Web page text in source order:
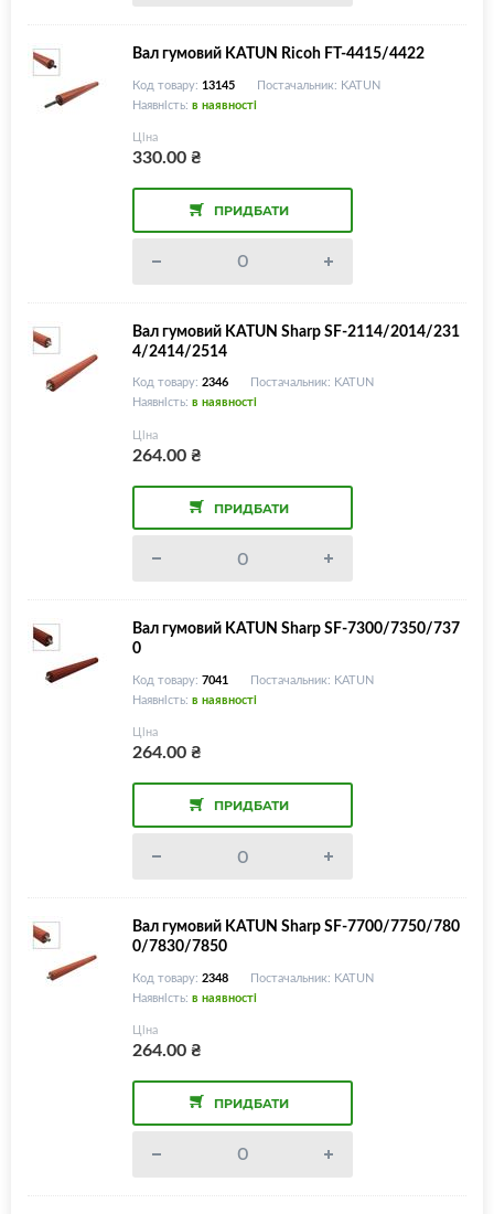
Вал гумовий KATUN Ricoh FT-4415/4422
Код товару: 13145
Постачальник: KATUN
Наявність: в наявності
Ціна
330.00₴
ПРИДБАТИ
Вал гумовий KATUN Sharp SF-2114/2014/231
4/2414/2514
Код товару: 2346
Постачальник: KATUN
Наявність: в наявності
Ціна
264.00₴
ПРИДБАТИ
Вал гумовий KATUN Sharp SF-7300/7350/737
0
Код товару: 7041
Постачальник: KATUN
Наявність: в наявності
Ціна
264.00₴
ПРИДБАТИ
Вал гумовий KATUN Sharp SF-7700/7750/780
0/7830/7850
Код товару: 2348
Постачальник: KATUN
Наявність: в наявності
Ціна
264.00₴
ПРИДБАТИ